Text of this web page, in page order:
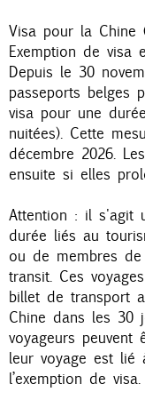
Visa pour la Chine
Exemption de visa
Depuis le 30
passeports belges
visa pour une
nuitées). Cette
décembre 2026.
ensuite si elles
Attention : il s'agit
durée liés au
ou de membres
transit. Ces
billet de transport
Chine dans les 30
voyageurs peuvent
leur voyage est lié
l’exemption de visa.